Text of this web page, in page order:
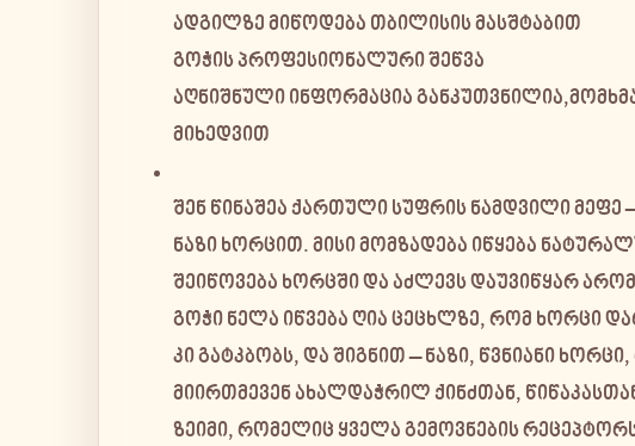
ადგილზე მიწოდება თბილისის მასშტაბით
გოჭის პროფესიონალური შეწვა
აღნიშნული ინფორმაცია
მიხედვით
შენ წინაშეა ქართული სუფრის ნამდვილი მეფე
ნაზი ხორცით. მისი მომზადება იწყება
შეიწოვება ხორცში და აძლევს დაუვიწყარ
გოჭი ნელა იწვება ღია ცეცხლზე, რომ ხორცი
კი გატკბობს, და შიგნით – ნაზი, წვნიანი
მიირთმევენ ახალდაჭრილ ქინძთან,
ზეიმი, რომელიც ყველა გემოვნების